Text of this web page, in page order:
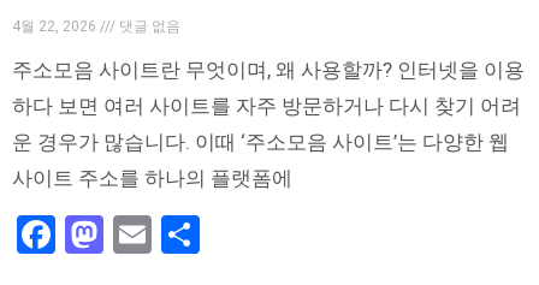
4월 22, 2026 댓글 없음
주소모음 사이트란 무엇이며, 왜 사용할까? 인터넷을 이용
하다 보면 여러 사이트를 자주 방문하거나 다시 찾기 어려
운 경우가 많습니다. 이때 ‘주소모음 사이트’는 다양한 웹
사이트 주소를 하나의 플랫폼에
Facebook
Mastodon
Email